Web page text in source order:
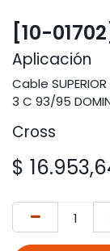
[10-
Aplicación
Cable
3 C 93/95
Cross
$